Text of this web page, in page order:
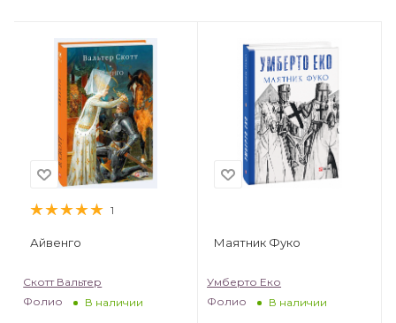
1
Айвенго
Скотт Вальтер
Фолио
В наличии
Маятник Фуко
Умберто Еко
Фолио
В наличии